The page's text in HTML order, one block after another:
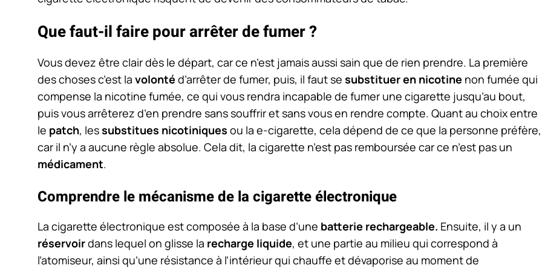
Que faut-il faire pour arrêter de fumer ?
Vous devez être clair dès le départ, car ce n’est jamais aussi sain que de rien prendre. La première
des choses c’est la volonté d’arrêter de fumer, puis, il faut se substituer en nicotine non fumée qui
compense la nicotine fumée, ce qui vous rendra incapable de fumer une cigarette jusqu’au bout,
puis vous arrêterez d’en prendre sans souffrir et sans vous en rendre compte. Quant au choix entre
le patch, lessubstitues nicotiniques ou la e-cigarette, cela dépend de ce que la personne préfère,
car il n’y a aucune règle absolue. Cela dit, la cigarette n’est pas remboursée car ce n’est pas un
médicament.
Comprendre le mécanisme de la cigarette électronique
La cigarette électronique est composée à la base d’une batterie rechargeable. Ensuite, il y a un
réservoirdans lequel on glisse la recharge liquide, et une partie au milieu qui correspond à
l’atomiseur, ainsi qu’une résistance à l’intérieur qui chauffe et dévaporise au moment de